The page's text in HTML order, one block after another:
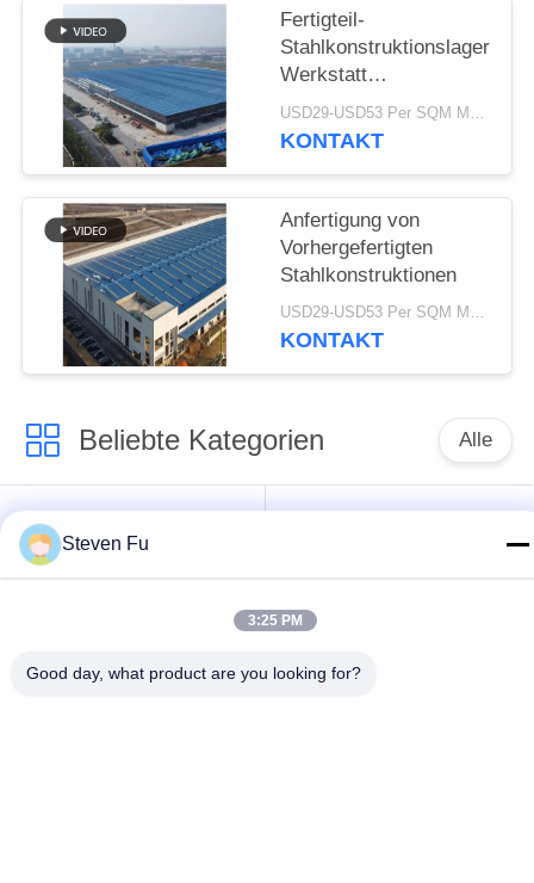
SITEMAP
PRIVACY
POLICY
Fertigteil-
Stahlkonstruktionslager
Werkstatt
Industriegebäude mit
großer Spannweite
USD29-USD53 Per SQM MOQ:500 Quadratmeter
KONTAKT
Anfertigung von
Vorhergefertigten
Stahlkonstruktionen
USD29-USD53 Per SQM MOQ:500 Quadratmeter
KONTAKT
Beliebte Kategorien Alle
Stahlkonstruktion
Lager
Vorfabrizierte
Steven Fu
3:25 PM
Good day, what product are you looking for?